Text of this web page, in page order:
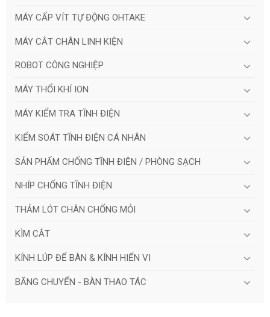
MÁY CẤP VÍT TỰ ĐỘNG OHTAKE
MÁY CẮT CHÂN LINH KIỆN
ROBOT CÔNG NGHIỆP
MÁY THỔI KHÍ ION
MÁY KIỂM TRA TĨNH ĐIỆN
KIỂM SOÁT TĨNH ĐIỆN CÁ NHÂN
SẢN PHẨM CHỐNG TĨNH ĐIỆN / PHÒNG SẠCH
NHÍP CHỐNG TĨNH ĐIỆN
THẢM LÓT CHÂN CHỐNG MỎI
KÌM CẮT
KÍNH LÚP ĐỂ BÀN & KÍNH HIỂN VI
BĂNG CHUYỂN - BÀN THAO TÁC